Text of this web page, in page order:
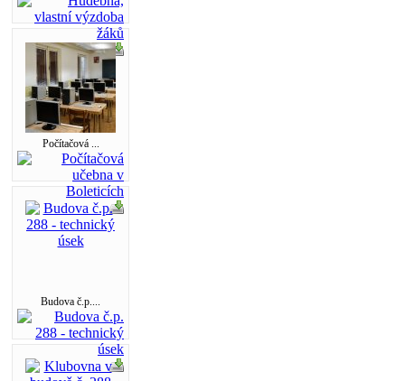
Počítačová ...
Budova č.p....